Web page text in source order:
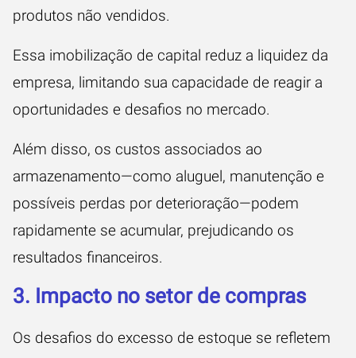
produtos não vendidos.
Essa imobilização de capital reduz a liquidez da
empresa, limitando sua capacidade de reagir a
oportunidades e desafios no mercado.
Além disso, os custos associados ao
armazenamento—como aluguel, manutenção e
possíveis perdas por deterioração—podem
rapidamente se acumular, prejudicando os
resultados financeiros.
3. Impacto no setor de compras
Os desafios do excesso de estoque se refletem